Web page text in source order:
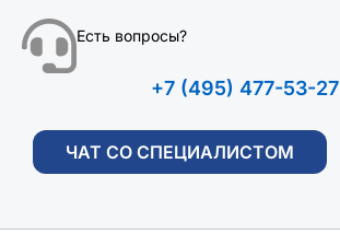
Есть вопросы?
+7 (495) 477-53-27
ЧАТ СО СПЕЦИАЛИСТОМ